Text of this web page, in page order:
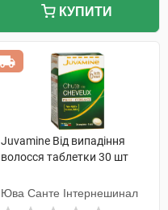
КУПИТИ
Juvamine Від випадіння
волосся таблетки 30 шт
Юва Санте Інтернешинал